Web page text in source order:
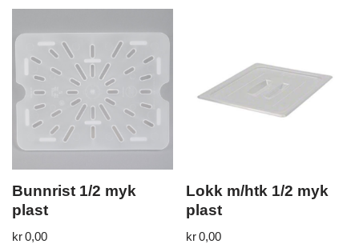
Bunnrist 1/2 myk
plast
kr0,00
Lokk m/htk 1/2 myk
plast
kr0,00